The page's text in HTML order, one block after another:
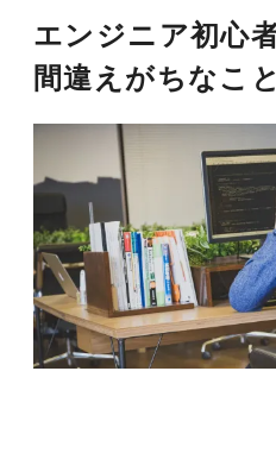
エンジニア初心
間違えがちなこ